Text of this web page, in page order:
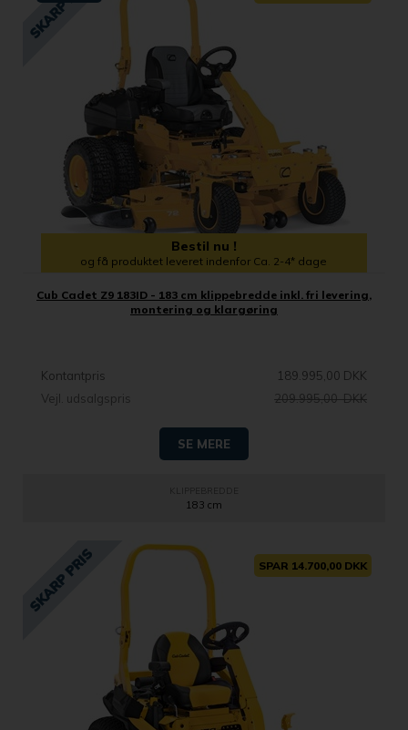
Bestil nu !
og få produktet leveret indenfor Ca. 2-4* dage
Cub Cadet Z9 183ID - 183 cm klippebredde inkl. fri levering,
montering og klargøring
Kontantpris
189.995,00 DKK
Vejl. udsalgspris
209.995,00 DKK
SE MERE
183 cm
SPAR 14.700,00 DKK